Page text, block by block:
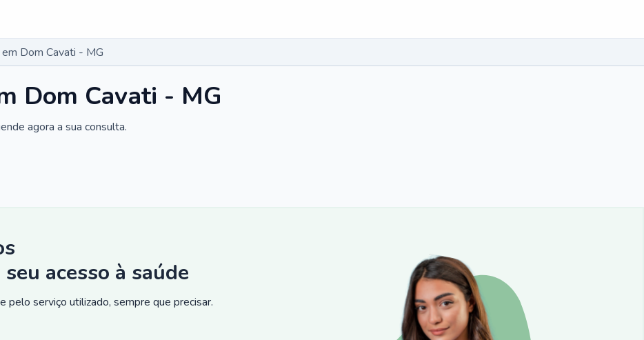
Dom Cavati - MG
Dom Cavati - MG
agora a sua consulta.
acesso à saúde
pelo serviço utilizado, sempre que precisar.